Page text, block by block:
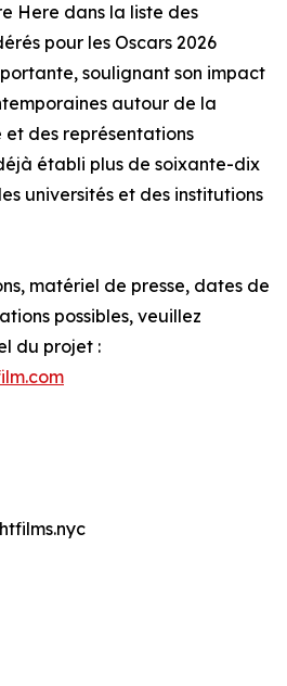
Here dans la liste des
pour les Oscars 2026
soulignant son impact
autour de la
et des représentations
établi plus de soixante-dix
universités et des institutions
matériel de presse, dates de
possibles, veuillez
du projet :